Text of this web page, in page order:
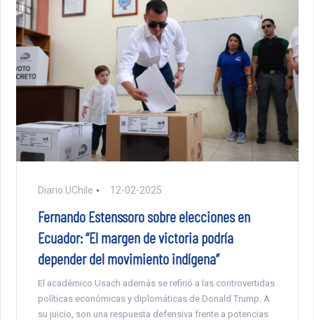
Diario UChile 12-02-2025
Fernando Estenssoro sobre elecciones en
Ecuador: “El margen de victoria podría
depender del movimiento indígena”
El académico Usach además se refirió a las controvertidas
políticas económicas y diplomáticas de Donald Trump. A
su juicio, son una respuesta defensiva frente a potencias